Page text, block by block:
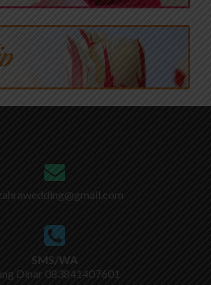
SMS/WA
Dinar 083841407601